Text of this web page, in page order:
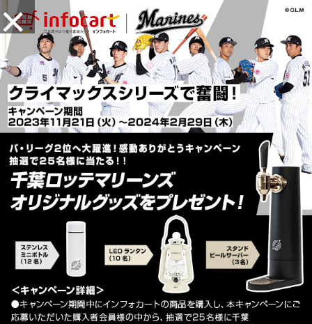
新規会員登録（無料） アカウントサービス ▼ MENU
お問い合わせ先はこちらから
×